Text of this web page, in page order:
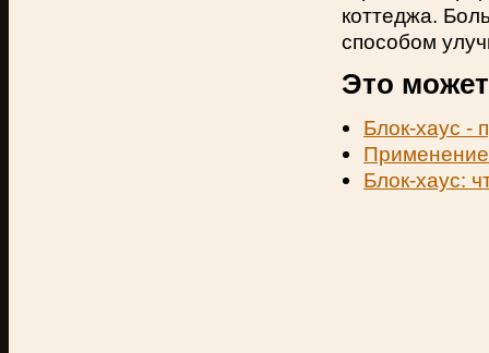
коттеджа.
способом
Это
Блок-хаус -
Блок-хаус: